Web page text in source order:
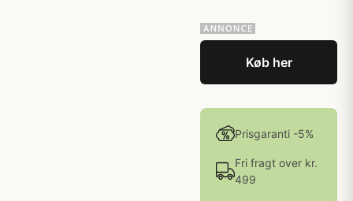
Køb her
Prisgaranti -5%
Fri fragt over kr.
499